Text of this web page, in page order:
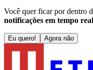
Você quer ficar por dentro
notificações em tempo
Eu quero! Agora não